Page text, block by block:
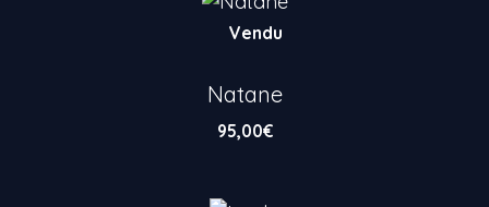
Vendu
Natane
95,00€